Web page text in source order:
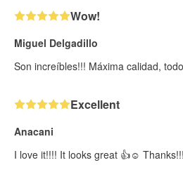
Wow!
Miguel Delgadillo
Son increíbles!!! Máxima calidad,
Excellent
Anacani
I love it!!!! It looks great 👍☺️ Thanks!!!